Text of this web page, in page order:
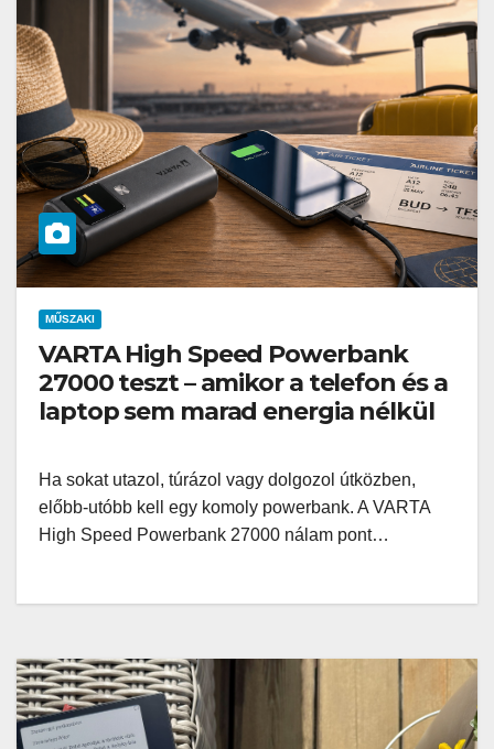
MŰSZAKI
VARTA High Speed Powerbank
27000 teszt – amikor a telefon és a
laptop sem marad energia nélkül
Ha sokat utazol, túrázol vagy dolgozol útközben,
előbb-utóbb kell egy komoly powerbank. A VARTA
High Speed Powerbank 27000 nálam pont…